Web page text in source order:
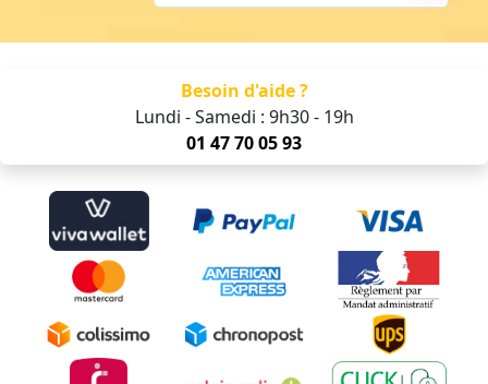
Besoin d'aide ?
Lundi - Samedi : 9h30 - 19h
01 47 70 05 93